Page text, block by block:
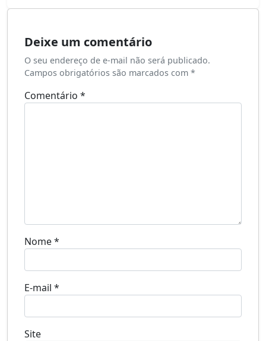
Deixe um comentário
O seu endereço de e-mail não será publicado.
Campos obrigatórios são marcados com *
Comentário *
Nome*
E-mail *
Site